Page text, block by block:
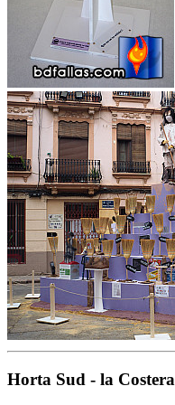
Horta Sud - la Costera